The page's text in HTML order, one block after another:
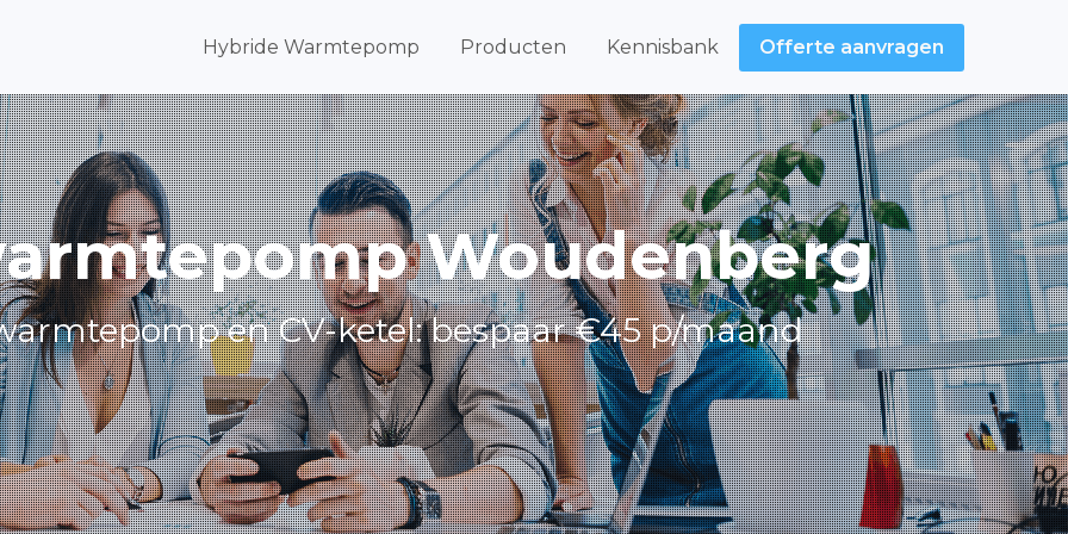
Hybride Warmtepomp Producten Kennisbank Offerte aanvragen
Woudenberg
en CV-ketel: bespaar €45 p/maand